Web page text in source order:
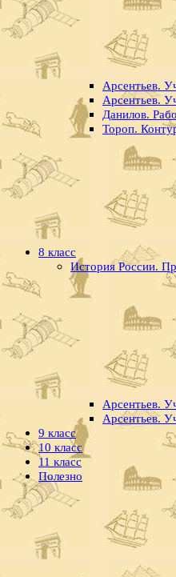
Арсентьев.
Арсентьев.
Данилов.
Тороп.
8 класс
История России.
Арсентьев.
Арсентьев.
9 класс
10 класс
11 класс
Полезно